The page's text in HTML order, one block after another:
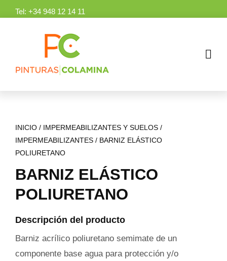
SkipTel: +34 948 12 14 11
INICIO/ IMPERMEABILIZANTES Y SUELOS/
IMPERMEABILIZANTES/ BARNIZ ELÁSTICO
POLIURETANO
BARNIZ ELÁSTICO
POLIURETANO
Descripción del producto
Barniz acrílico poliuretano semimate de un
componente base agua para protección y/o